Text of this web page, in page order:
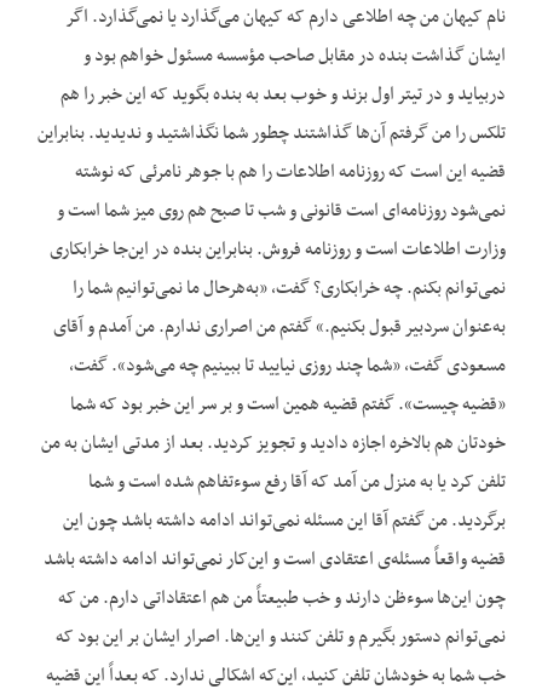
نام کیهان من چه اطلاعی دارم که کیهان می‌گذارد یا نمی‌گذارد. اگر
ایشان گذاشت بنده در مقابل صاحب مؤسسه مسئول خواهم بود و
دربیاید و در تیتر اول بزند و خوب بعد به بنده بگوید که این خبر را هم
تلکس را من گرفتم آن‌ها گذاشتند چطور شما نگذاشتید و ندیدید. بنابراین
قضیه این است که روزنامه اطلاعات را هم با جوهر نامرئی که نوشته
نمی‌شود روزنامه‌ای است قانونی و شب تا صبح هم روی میز شما است و
وزارت اطلاعات است و روزنامه فروش. بنابراین بنده در این‌جا خرابکاری
نمی‌توانم بکنم. چه خرابکاری؟ گفت، «به‌هرحال ما نمی‌توانیم شما را
به‌عنوان سردبیر قبول بکنیم.» گفتم من اصراری ندارم. من آمدم و آقای
مسعودی گفت، «شما چند روزی نیایید تا ببینیم چه می‌شود». گفت،
«قضیه چیست». گفتم قضیه همین است و بر سر این خبر بود که شما
خودتان هم بالاخره اجازه دادید و تجویز کردید. بعد از مدتی ایشان به من
تلفن کرد یا به منزل من آمد که آقا رفع سوءتفاهم شده است و شما
برگردید. من گفتم آقا این مسئله نمی‌تواند ادامه داشته باشد چون این
قضیه واقعاً مسئله‌ی اعتقادی است و این‌کار نمی‌تواند ادامه داشته باشد
چون این‌ها سوءظن دارند و خب طبیعتاً من هم اعتقاداتی دارم. من که
نمی‌توانم دستور بگیرم و تلفن کنند و این‌ها. اصرار ایشان بر این بود که
خب شما به خودشان تلفن کنید، این‌که اشکالی ندارد. که بعداً این قضیه